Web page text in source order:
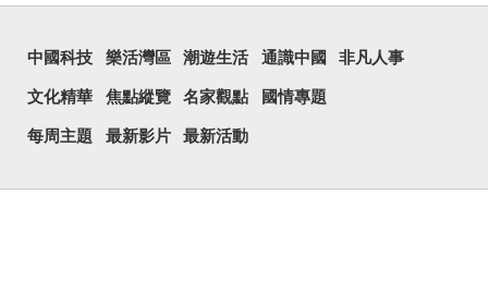
中國科技 樂活灣區 潮遊生活 通識中國 非凡人事
文化精華 焦點縱覽 名家觀點 國情專題
每周主題 最新影片 最新活動